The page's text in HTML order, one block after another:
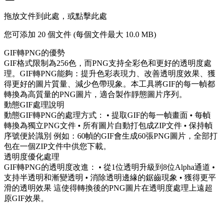
拖放文件到此處，或點擊此處
您可添加 20 個文件 (每個文件最大 10.0 MB)
GIF轉PNG的優勢
GIF格式限制為256色，而PNG支持全彩色和更好的透明度處
理。GIF轉PNG能夠：提升色彩表現力、改善透明度效果、獲
得更好的圖片質量、減少色帶現象。本工具將GIF的每一幀都
轉換為高質量的PNG圖片，適合製作靜態圖片序列。
動態GIF處理說明
動態GIF轉PNG的處理方式： • 提取GIF的每一幀畫面 • 每幀
轉換為獨立PNG文件 • 所有圖片自動打包成ZIP文件 • 保持幀
序號便於識別 例如：60幀的GIF會生成60張PNG圖片，全部打
包在一個ZIP文件中供您下載。
透明度優化處理
GIF轉PNG的透明度改進： • 從1位透明升級到8位Alpha通道 •
支持半透明和漸變透明 • 消除透明邊緣的鋸齒現象 • 獲得更平
滑的透明效果 這使得轉換後的PNG圖片在透明度處理上遠超
原GIF效果。